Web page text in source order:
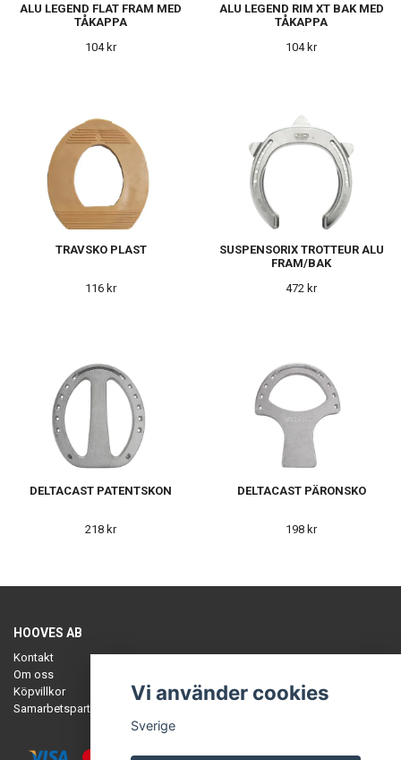
ALU LEGEND FLAT FRAM MED
TÅKAPPA
104 kr
ALU LEGEND RIM XT BAK MED
TÅKAPPA
104 kr
TRAVSKO PLAST
116 kr
SUSPENSORIX TROTTEUR ALU
FRAM/BAK
472 kr
DELTACAST PATENTSKON
218 kr
DELTACAST PÄRONSKO
198 kr
HOOVES AB
Kontakt
Om oss
Köpvillkor
Samarbetspartners
Vi använder cookies
Sverige